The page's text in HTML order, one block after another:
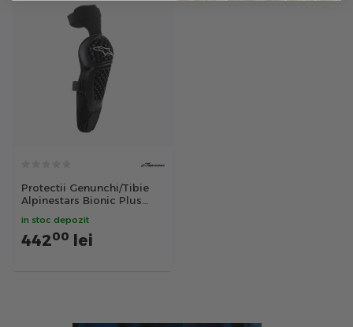
Protectii Genunchi/Tibie
Alpinestars Bionic Plus
in stoc depozit
44200 lei